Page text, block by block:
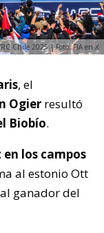
Chile 2025 | Foto: FIA en X
, el
Ogier resultó
Biobío.
los campos
al estonio Ott
ganador del